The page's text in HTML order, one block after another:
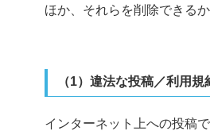
ほか、それらを削除できる
（1）違法な投稿／利用
インターネット上への投稿